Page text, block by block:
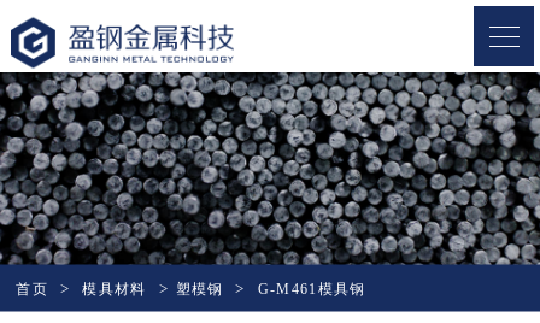
首页 模具材料 塑模钢 G-M461模具钢